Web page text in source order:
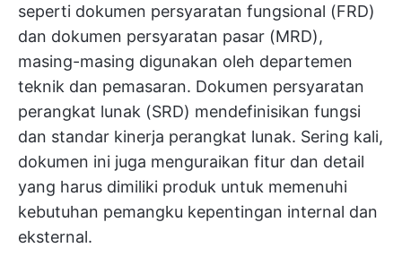
seperti dokumen persyaratan fungsional (FRD)
dan dokumen persyaratan pasar (MRD),
masing-masing digunakan oleh departemen
teknik dan pemasaran. Dokumen persyaratan
perangkat lunak (SRD) mendefinisikan fungsi
dan standar kinerja perangkat lunak. Sering kali,
dokumen ini juga menguraikan fitur dan detail
yang harus dimiliki produk untuk memenuhi
kebutuhan pemangku kepentingan internal dan
eksternal.